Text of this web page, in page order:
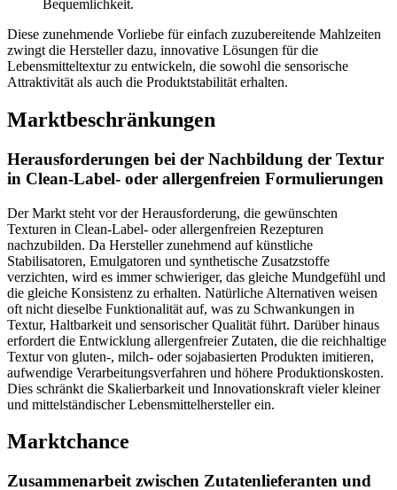
Bequemlichkeit.
Diese zunehmende Vorliebe für einfach zuzubereitende Mahlzeiten
zwingt die Hersteller dazu, innovative Lösungen für die
Lebensmitteltextur zu entwickeln, die sowohl die sensorische
Attraktivität als auch die Produktstabilität erhalten.
Marktbeschränkungen
Herausforderungen bei der Nachbildung der Textur
in Clean-Label- oder allergenfreien Formulierungen
Der Markt steht vor der Herausforderung, die gewünschten
Texturen in Clean-Label- oder allergenfreien Rezepturen
nachzubilden. Da Hersteller zunehmend auf künstliche
Stabilisatoren, Emulgatoren und synthetische Zusatzstoffe
verzichten, wird es immer schwieriger, das gleiche Mundgefühl und
die gleiche Konsistenz zu erhalten. Natürliche Alternativen weisen
oft nicht dieselbe Funktionalität auf, was zu Schwankungen in
Textur, Haltbarkeit und sensorischer Qualität führt. Darüber hinaus
erfordert die Entwicklung allergenfreier Zutaten, die die reichhaltige
Textur von gluten-, milch- oder sojabasierten Produkten imitieren,
aufwendige Verarbeitungsverfahren und höhere Produktionskosten.
Dies schränkt die Skalierbarkeit und Innovationskraft vieler kleiner
und mittelständischer Lebensmittelhersteller ein.
Marktchance
Zusammenarbeit zwischen Zutatenlieferanten und